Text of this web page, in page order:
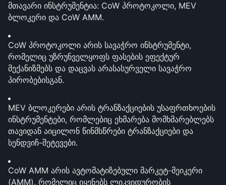
მთავარი ინსტრუმენტია: CoW პროტოკოლი, MEV
ბლოკერი და CoW AMM.
CoW პროტოკოლი არის სავაჭრო ინსტრუმენტი,
რომელიც უზრუნველყოფს ფასების ეფექტურ
მექანიზმებს და დაცვას არასასურველი სავაჭრო
პირობებისგან.
MEV ბლოკერები არის ტრანზაქციების უსაფრთხოების
ინსტრუმენტები, რომლებიც ეხმარება მომხმარებლებს
თავიდან აიცილონ წინმსწრები ტრანზაქციები და
სენდვიჩ-შეტევები.
CoW AMM არის ავტომატიზებული მარკეტ-მეიკერი
(AMM), რომელიც იყენებს ლიკვიდურობის